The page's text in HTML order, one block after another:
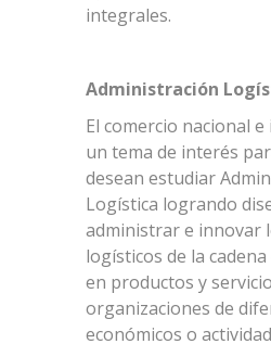
integrales.
Administración
El comercio nacional
un tema de interés
desean estudiar
Logística logrando
administrar e innovar
logísticos de la
en productos y
organizaciones de
económicos o